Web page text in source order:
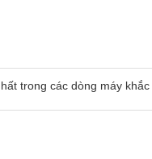
trong các dòng máy khắc